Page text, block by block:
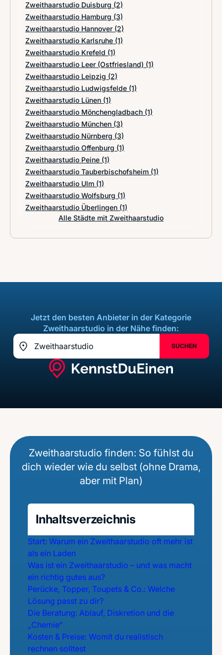
Zweithaarstudio Duisburg (2)
Zweithaarstudio Hamburg (3)
Zweithaarstudio Hannover (2)
Zweithaarstudio Karlsruhe (1)
Zweithaarstudio Krefeld (1)
Zweithaarstudio Leer (Ostfriesland) (1)
Zweithaarstudio Leipzig (2)
Zweithaarstudio Ludwigsfelde (1)
Zweithaarstudio Lünen (1)
Zweithaarstudio Mönchengladbach (1)
Zweithaarstudio München (3)
Zweithaarstudio Nürnberg (3)
Zweithaarstudio Offenburg (1)
Zweithaarstudio Peine (1)
Zweithaarstudio Tauberbischofsheim (1)
Zweithaarstudio Ulm (1)
Zweithaarstudio Wolfsburg (1)
Zweithaarstudio Überlingen (1)
Alle Städte mit Zweithaarstudio
Jetzt den besten Anbieter in der Kategorie
Zweithaarstudio in der Nähe finden:
Standort z.B. Frankfurt am Main
Standort erfassen
SUCHEN
Zweithaarstudio finden: So fühlst du
dich wieder wie du selbst (ohne Drama,
aber mit Plan)
Inhaltsverzeichnis
Start: Warum ein Zweithaarstudio oft mehr ist
als ein Laden
Was ist ein Zweithaarstudio – und was macht
ein richtig gutes aus?
Perücke, Topper, Toupets & Co.: Welche
Lösung passt zu dir?
Die Beratung: Ablauf, Diskretion und die
„Chemie“
Kosten & Preise: Womit du realistisch
rechnen solltest